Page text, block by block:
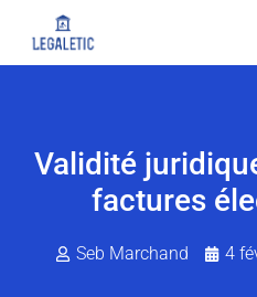
Validité
factures
Seb Marchand 4